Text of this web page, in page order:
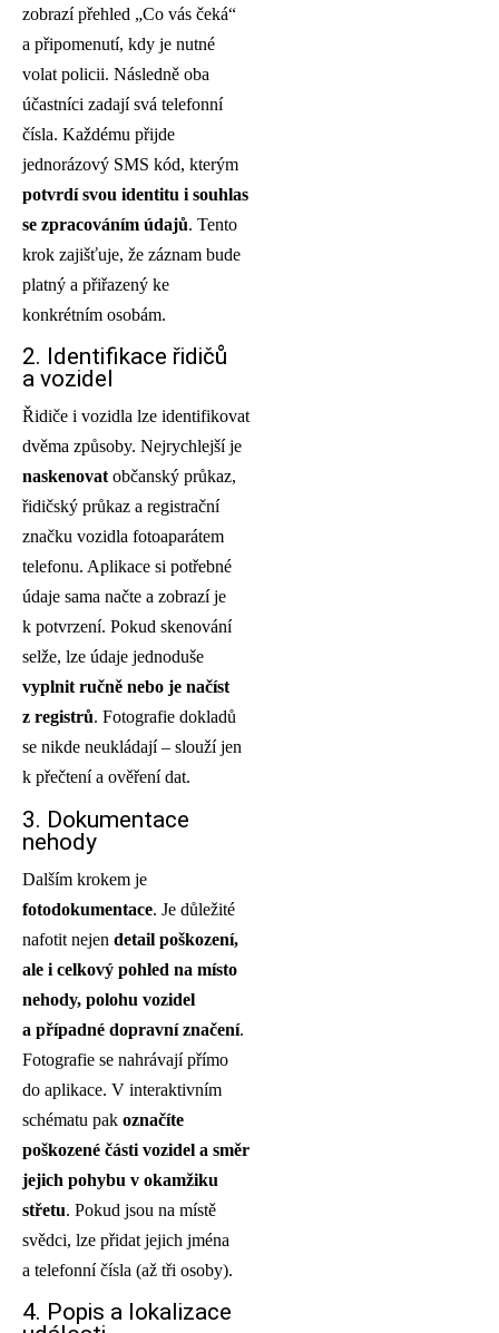
zobrazí přehled „Co vás čeká“
a připomenutí, kdy je nutné
volat policii. Následně oba
účastníci zadají svá telefonní
čísla. Každému přijde
jednorázový SMS kód, kterým
potvrdí svou identitu i souhlas
se zpracováním údajů. Tento
krok zajišťuje, že záznam bude
platný a přiřazený ke
konkrétním osobám.
2. Identifikace řidičů
a vozidel
Řidiče i vozidla lze identifikovat
dvěma způsoby. Nejrychlejší je
naskenovat občanský průkaz,
řidičský průkaz a registrační
značku vozidla fotoaparátem
telefonu. Aplikace si potřebné
údaje sama načte a zobrazí je
k potvrzení. Pokud skenování
selže, lze údaje jednoduše
vyplnit ručně nebo je načíst
z registrů. Fotografie dokladů
se nikde neukládají – slouží jen
k přečtení a ověření dat.
3. Dokumentace
nehody
Dalším krokem je
fotodokumentace. Je důležité
nafotit nejen detail poškození,
ale i celkový pohled na místo
nehody, polohu vozidel
a případné dopravní značení.
Fotografie se nahrávají přímo
do aplikace. V interaktivním
schématu pak označíte
poškozené části vozidel a směr
jejich pohybu v okamžiku
střetu. Pokud jsou na místě
svědci, lze přidat jejich jména
a telefonní čísla (až tři osoby).
4. Popis a lokalizace